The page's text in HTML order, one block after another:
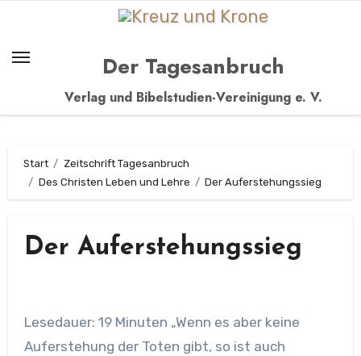
springen
Der Tagesanbruch
Verlag und Bibelstudien-Vereinigung e. V.
Start
Zeitschrift Tagesanbruch
Des Christen Leben und Lehre
Der Auferstehungssieg
Der Auferstehungssieg
Lesedauer: 19 Minuten „Wenn es aber keine
Auferstehung der Toten gibt, so ist auch